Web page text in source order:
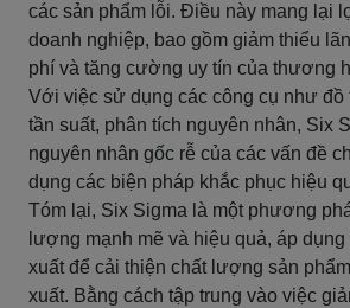
các sản phẩm lỗi. Điều này mang lại
doanh nghiệp, bao gồm giảm thiểu
phí và tăng cường uy tín của thương
Với việc sử dụng các công cụ như đồ
tần suất, phân tích nguyên nhân, Six
nguyên nhân gốc rễ của các vấn đề
dụng các biện pháp khắc phục hiệu
Tóm lại, Six Sigma là một phương
lượng mạnh mẽ và hiệu quả, áp
xuất để cải thiện chất lượng sản
xuất. Bằng cách tập trung vào việc